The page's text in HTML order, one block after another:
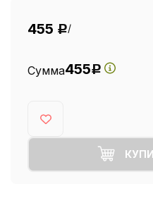
455 Р/
Сумма455Р